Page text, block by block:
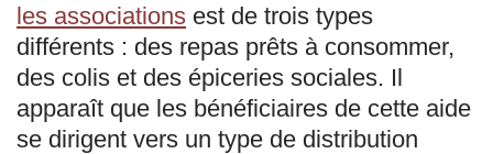
les associations est de trois types
différents : des repas prêts à consommer,
des colis et des épiceries sociales. Il
apparaît que les bénéficiaires de cette aide
se dirigent vers un type de distribution